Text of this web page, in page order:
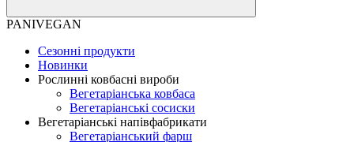
PANIVEGAN
Сезонні продукти
Новинки
Рослинні ковбасні вироби
Вегетаріанська ковбаса
Вегетаріанські сосиски
Вегетаріанські напівфабрикати
Вегетаріанський фарш